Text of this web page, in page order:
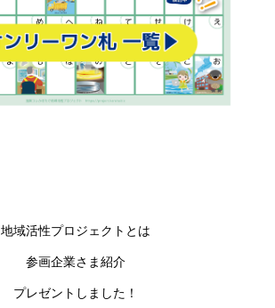
地域活性プロジェクトとは
参画企業さま紹介
プレゼントしました！